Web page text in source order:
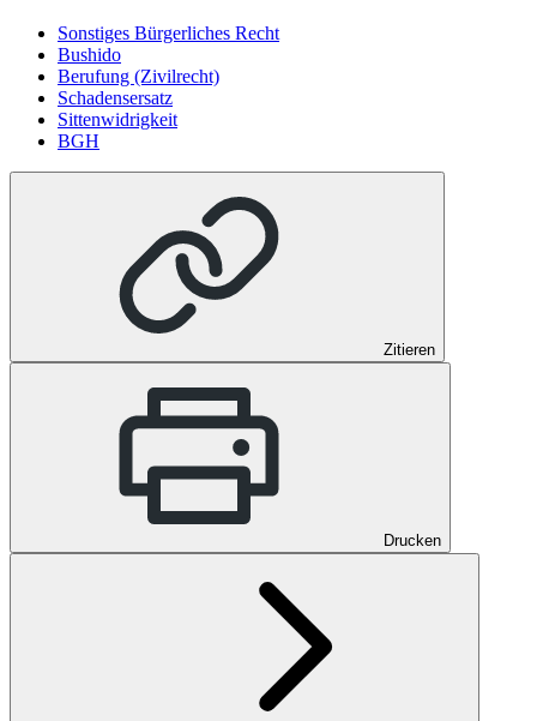
Sonstiges Bürgerliches Recht
Bushido
Berufung (Zivilrecht)
Schadensersatz
Sittenwidrigkeit
BGH
Zitieren
Drucken